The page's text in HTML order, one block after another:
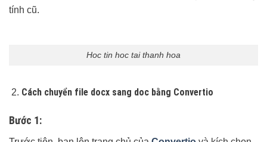
tính cũ.
Hoc tin hoc tai thanh hoa
Cách chuyển file docx sang doc bằng Convertio
Bước 1: